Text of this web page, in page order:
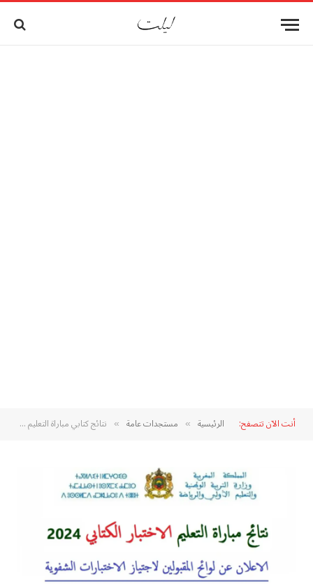
أنت الآن تتصفح: الرئيسية » مستجدات عامة » نتائج كتابي مباراة التعليم 2024 جميع الجهات